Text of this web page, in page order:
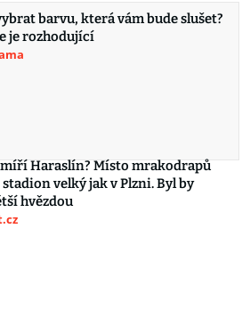
barvu, která vám bude slušet?
je rozhodující
Haraslín? Místo mrakodrapů
stadion velký jak v Plzni. Byl by
hvězdou